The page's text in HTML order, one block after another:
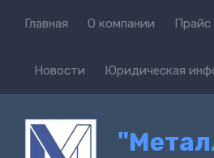
Главная О компании Прайс
Новости Юридическая